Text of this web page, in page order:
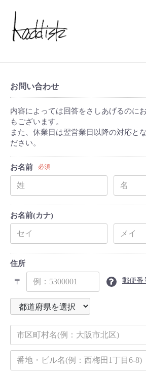
kaddish
お問い合わせ
内容によっては回答をさしあげるのに
もございます。
また、休業日は翌営業日以降の対応と
ださい。
お名前 必須
お名前(カナ)
住所
〒 郵便番